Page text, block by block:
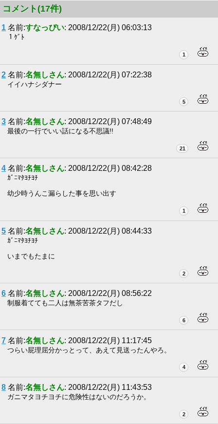
コメント(17件)
1 名前:すなっぴい: 2008/12/22(月) 06:03:13
１ｹﾞﾄ
1
2 名前:名無しさん: 2008/12/22(月) 07:22:38
イイハナシダナー
5
3 名前:名無しさん: 2008/12/22(月) 07:48:49
最後の一行でいい話になる不思議!!
21
4 名前:名無しさん: 2008/12/22(月) 08:42:28
ｶﾞﾆﾏﾀﾖﾁﾖﾁ
幼少時うんこ漏らした事を思い出す
1
5 名前:名無しさん: 2008/12/22(月) 08:44:33
ｶﾞﾆﾏﾀﾖﾁﾖﾁ
いまでもたまに
2
6 名前:名無しさん: 2008/12/22(月) 08:56:22
制服着てても二人は無茶苦茶タフだし
6
7 名前:名無しさん: 2008/12/22(月) 11:17:45
つらい屁理屈分かっとって、あえて見送ったんやろ。
4
8 名前:名無しさん: 2008/12/22(月) 11:43:53
ガニマタヨチヨチに危険性はないのだろうか。
2